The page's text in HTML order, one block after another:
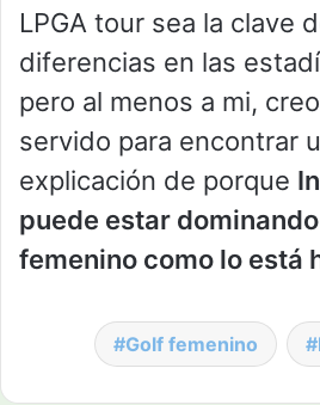
LPGA tour sea la clave
diferencias en las
pero al menos a mi,
servido para encontrar
explicación de porque
puede estar
femenino como lo está
Golf femenino